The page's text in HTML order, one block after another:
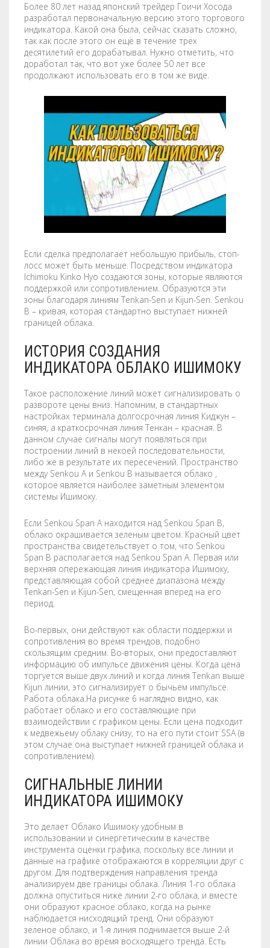
Более 80 лет назад японский трейдер Гоичи Хосода
разработал первоначальную версию этого торгового
индикатора. Какой она была, сейчас сказать сложно,
так как после этого он ещё в течение трёх
десятилетий его дорабатывал. Нужно отметить, что
доработал так, что вот уже более 50 лет все
продолжают использовать его в том же виде.
Если сделка предполагает небольшую прибыль, стоп-
лосс может быть меньше. Посредством индикатора
Ichimoku Kinko Hyo создаются зоны, которые являются
поддержкой или сопротивлением. Образуются эти
зоны благодаря линиям Tenkan-Sen и Kijun-Sen. Senkou
B – кривая, которая стандартно выступает нижней
границей облака.
ИСТОРИЯ СОЗДАНИЯ
ИНДИКАТОРА ОБЛАКО ИШИМОКУ
Такое расположение линий может сигнализировать о
развороте цены вниз. Напомним, в стандартных
настройках терминала долгосрочная линия Киджун –
синяя, а краткосрочная линия Тенкан – красная. В
данном случае сигналы могут появляться при
построении линий в некоей последовательности,
либо же в результате их пересечений. Пространство
между Senkou A и Senkou B называется облако ,
которое является наиболее заметным элементом
системы Ишимоку.
Если Senkou Span A находится над Senkou Span B,
облако окрашивается зеленым цветом. Красный цвет
пространства свидетельствует о том, что Senkou
Span B располагается над Senkou Span A. Первая или
верхняя опережающая линия индикатора Ишимоку,
представляющая собой среднее диапазона между
Tenkan-Sen и Kijun-Sen, смещенная вперед на его
период.
Во-первых, они действуют как области поддержки и
сопротивления во время трендов, подобно
скользящим средним. Во-вторых, они предоставляют
информацию об импульсе движения цены. Когда цена
торгуется выше двух линий и когда линия Tenkan выше
Kijun линии, это сигнализирует о бычьем импульсе.
Работа облака.На рисунке 6 наглядно видно, как
работает облако и его составляющие при
взаимодействии с графиком цены. Если цена подходит
к медвежьему облаку снизу, то на его пути стоит SSA (в
этом случае она выступает нижней границей облака и
сопротивлением).
СИГНАЛЬНЫЕ ЛИНИИ
ИНДИКАТОРА ИШИМОКУ
Это делает Облако Ишимоку удобным в
использовании и синергетическим в качестве
инструмента оценки графика, поскольку все линии и
данные на графике отображаются в корреляции друг с
другом. Для подтверждения направления тренда
анализируем две границы облака. Линия 1-го облака
должна опуститься ниже линии 2-го облака, и вместе
они образуют красное облако, когда на рынке
наблюдается нисходящий тренд. Они образуют
зеленое облако, и 1-я линия поднимается выше 2-й
линии Облака во время восходящего тренда. Есть